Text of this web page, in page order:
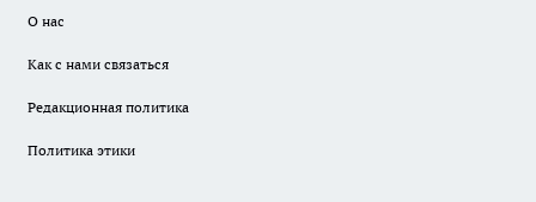
О нас
Как с нами связаться
Редакционная политика
Политика этики